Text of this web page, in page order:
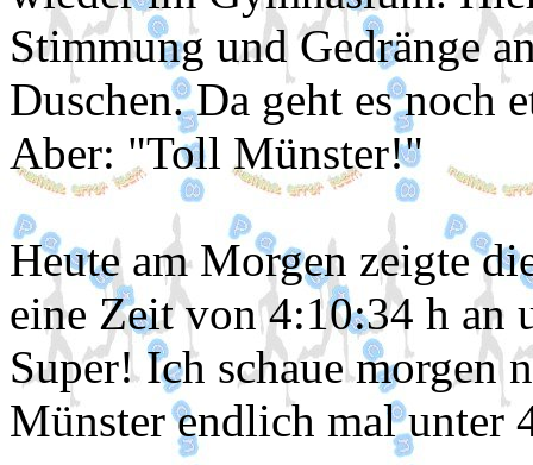
Stimmung und Gedränge
Duschen. Da geht es noch
Aber: "Toll Münster!"
Heute am Morgen zeigte
eine Zeit von 4:10:34 h an
Super! Ich schaue morgen
Münster endlich mal unter